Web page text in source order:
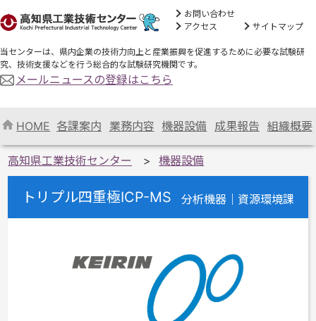
お問い合わせ
アクセス
サイトマップ
当センターは、県内企業の技術力向上と産業振興を促進するために必要な試験研
究、技術支援などを行う総合的な試験研究機関です。
メールニュースの登録はこちら
HOME 各課案内 業務内容 機器設備 成果報告 組織概要
高知県工業技術センター 機器設備
トリプル四重極ICP-MS 分析機器｜資源環境課